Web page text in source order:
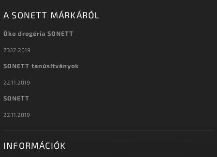
A SONETT MÁRKÁRÓL
Öko drogéria SONETT
23.12.2019
SONETT tanúsítványok
22.11.2019
SONETT
22.11.2019
INFORMÁCIÓK